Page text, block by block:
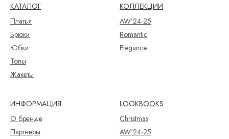
КАТАЛОГ
КОЛЛЕКЦИИ
Платья
Брюки
Топы
Жакеты
Romantic
Elegance
ИНФОРМАЦИЯ
О бренде
Партнеры
Юбки
AW'24-25
Christmas
AW'24-25
LOOKBOOKS